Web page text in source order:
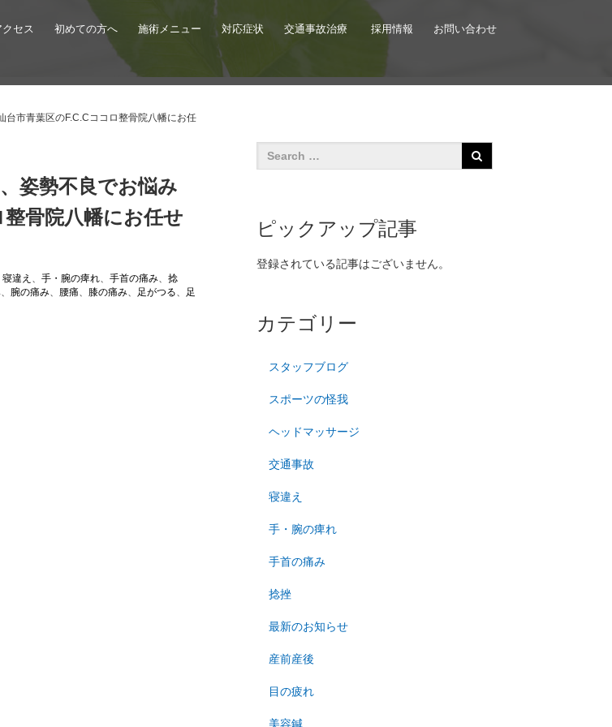
セス 初めての方へ 施術メニュー 対応症状 交通事故治療 採用情報 お問い合わせ
市青葉区のF.C.Cココロ整骨院八幡にお任
姿勢不良でお悩み
骨院八幡にお任せ
寝違え 、 手・腕の痺れ、 手首の痛み、 捻
、 腕の痛み、 腰痛、 膝の痛み、 足がつる、 足
ピックアップ記事
登録されている記事はございません。
カテゴリー
スタッフブログ
スポーツの怪我
ヘッドマッサージ
交通事故
寝違え
手・腕の痺れ
手首の痛み
捻挫
最新のお知らせ
産前産後
目の疲れ
美容鍼